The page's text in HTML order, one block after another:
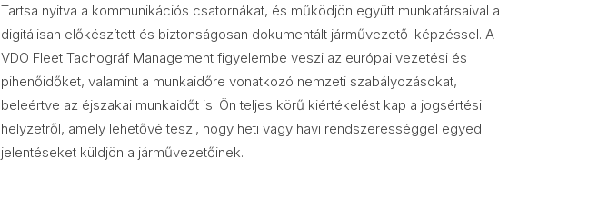
Tartsa nyitva a kommunikációs csatornákat, és működjön együtt munkatársaival a
digitálisan előkészített és biztonságosan dokumentált járművezető-képzéssel. A
VDO Fleet Tachográf Management figyelembe veszi az európai vezetési és
pihenőidőket, valamint a munkaidőre vonatkozó nemzeti szabályozásokat,
beleértve az éjszakai munkaidőt is. Ön teljes körű kiértékelést kap a jogsértési
helyzetről, amely lehetővé teszi, hogy heti vagy havi rendszerességgel egyedi
jelentéseket küldjön a járművezetőinek.